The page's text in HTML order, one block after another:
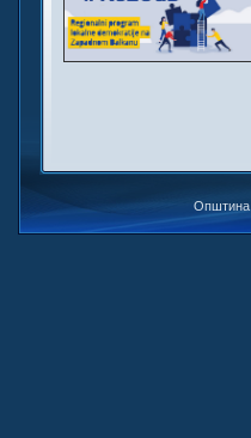
Општина